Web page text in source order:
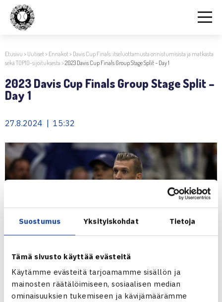
Suostumus Yksityiskohdat Tietoja
Tämä sivusto käyttää evästeitä
Käytämme evästeitä tarjoamamme sisällön ja
mainosten räätälöimiseen, sosiaalisen median
ominaisuuksien tukemiseen ja kävijämäärämme
Etusivu > Uutiset> Ennakot> Davis Cup Finals: itseluottamusta onnistumisista ja matkasta
sekä TOP10-sijoituksesta >2023 Davis Cup Finals Group Stage Split – Day 1
2023 Davis Cup Finals Group Stage Split –
Day 1
27.8.2024 | 15:32